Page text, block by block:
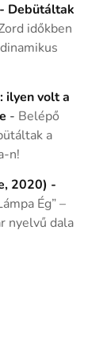
Debütáltak
időkben
ilyen volt a
- Belépő
a
n!
2020) -
Ég” –
nyelvű dala